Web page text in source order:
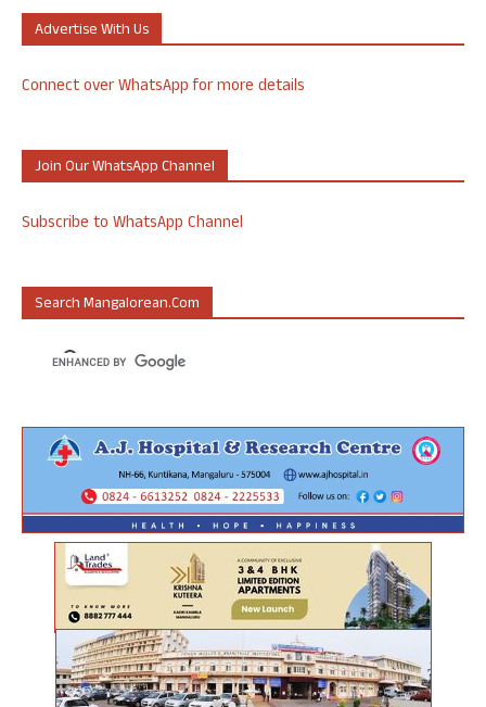
Advertise With Us
Connect over WhatsApp for more details
Join Our WhatsApp Channel
Subscribe to WhatsApp Channel
Search Mangalorean.com